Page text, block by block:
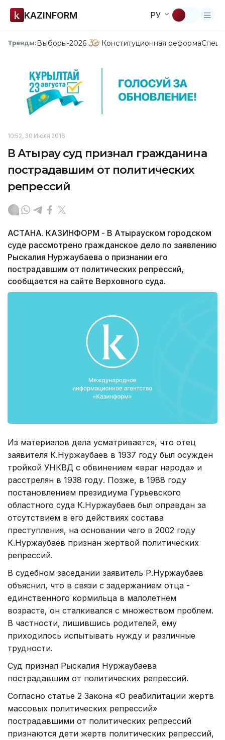
KAZINFORM РУ
Тренды:Выборы-2026 Конституционная реформа
10:52, 30 Июля 2016
В Атырау суд признал гражданина
пострадавшим от политических
репрессий
АСТАНА. КАЗИНФОРМ - В Атырауском городском
суде рассмотрено гражданское дело по заявлению
Рыскалия Нуржаубаева о признании его
пострадавшим от политических репрессий,
сообщается на сайте Верховного суда.
Из материалов дела усматривается, что отец
заявителя К.Нуржаубаев в 1937 году был осужден
тройкой УНКВД с обвинением «враг народа» и
расстрелян в 1938 году. Позже, в 1988 году
постановлением президиума Гурьевского
областного суда К.Нуржаубаев был оправдан за
отсутствием в его действиях состава
преступления, на основании чего в 2002 году
К.Нуржаубаев признан жертвой политических
репрессий.
В судебном заседании заявитель Р.Нуржаубаев
объяснил, что в связи с задержанием отца -
единственного кормильца в малолетнем
возрасте, он сталкивался с множеством проблем.
В частности, лишившись родителей, ему
приходилось испытывать нужду и различные
трудности.
Суд признал Рыскалия Нуржаубаева
пострадавшим от политических репрессий.
Согласно статье 2 Закона «О реабилитации жертв
массовых политических репрессий»
пострадавшими от политических репрессий
признаются дети жертв политических репрессий,